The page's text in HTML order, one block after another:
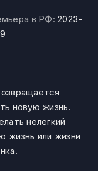
в РФ:2023-
новую жизнь.
нелегкий
жизнь или жизни